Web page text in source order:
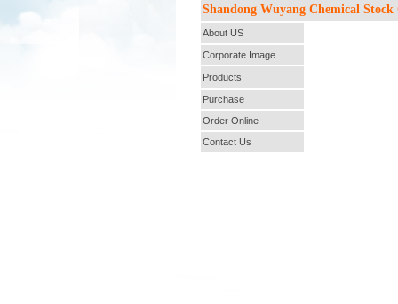
Shandong Wuyang Chemical
About US
Corporate Image
Products
Purchase
Order Online
Contact Us